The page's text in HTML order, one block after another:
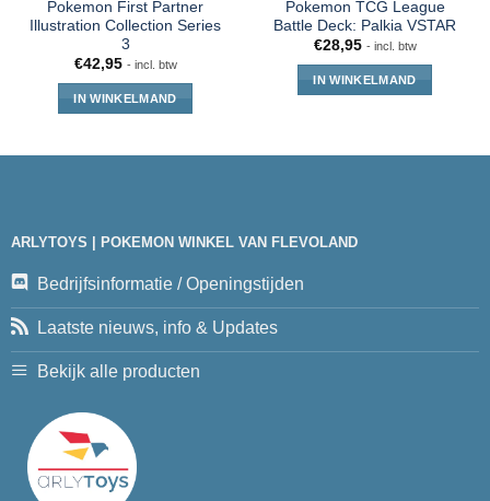
Pokemon First Partner
Illustration Collection Series
3
€42,95 - incl. btw
IN WINKELMAND
Pokemon TCG League
Battle Deck: Palkia VSTAR
€28,95 - incl. btw
IN WINKELMAND
ARLYTOYS | POKEMON WINKEL VAN FLEVOLAND
Bedrijfsinformatie / Openingstijden
Laatste nieuws, info & Updates
Bekijk alle producten